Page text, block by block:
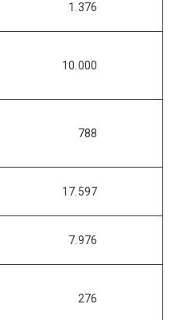
1.376
10.000
788
17.597
7.976
276